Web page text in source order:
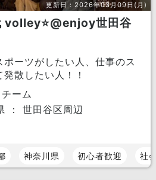
更新日：2026年03月09日(月)
volley⭐️@enjoy世田谷
ーツがしたい人、仕事のス
散したい人！！
ーム
： 世田谷区周辺
神奈川県 初心者歓迎 社